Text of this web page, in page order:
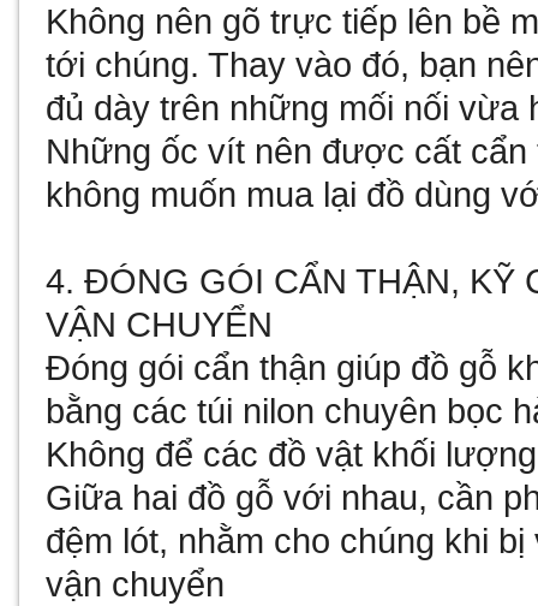
Không nên gõ trực tiếp lên bề
tới chúng. Thay vào đó, bạn
đủ dày trên những mối nối vừa
Những ốc vít nên được cất
không muốn mua lại đồ dùng
4. ĐÓNG GÓI CẨN THẬN, KỸ
VẬN CHUYỂN
Đóng gói cẩn thận giúp đồ gỗ
bằng các túi nilon chuyên bọc
Không để các đồ vật khối
Giữa hai đồ gỗ với nhau, cần
đệm lót, nhằm cho chúng khi
vận chuyển